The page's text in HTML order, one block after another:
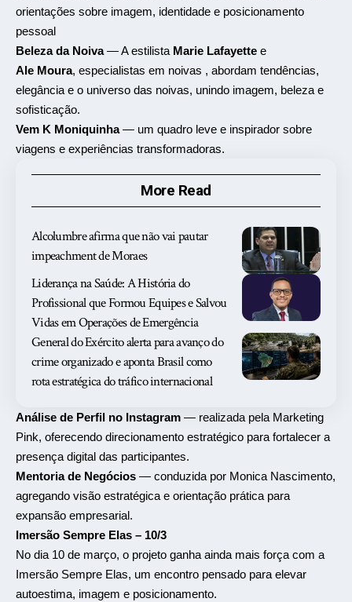
orientações sobre imagem, identidade e posicionamento
pessoal
Beleza da Noiva— A estilista Marie Lafayette e
Ale Moura, especialistas em noivas , abordam tendências,
elegância e o universo das noivas, unindo imagem, beleza e
sofisticação.
Vem K Moniquinha— um quadro leve e inspirador sobre
viagens e experiências transformadoras.
More Read
Alcolumbre afirma que não vai pautar
impeachment de Moraes
Liderança na Saúde: A História do
Profissional que Formou Equipes e Salvou
Vidas em Operações de Emergência
General do Exército alerta para avanço do
crime organizado e aponta Brasil como
rota estratégica do tráfico internacional
Análise de Perfil no Instagram — realizada pela Marketing
Pink, oferecendo direcionamento estratégico para fortalecer a
presença digital das participantes.
Mentoria de Negócios — conduzida por Monica Nascimento,
agregando visão estratégica e orientação prática para
expansão empresarial.
Imersão Sempre Elas – 10/3
No dia 10 de março, o projeto ganha ainda mais força com a
Imersão Sempre Elas, um encontro pensado para elevar
autoestima, imagem e posicionamento.